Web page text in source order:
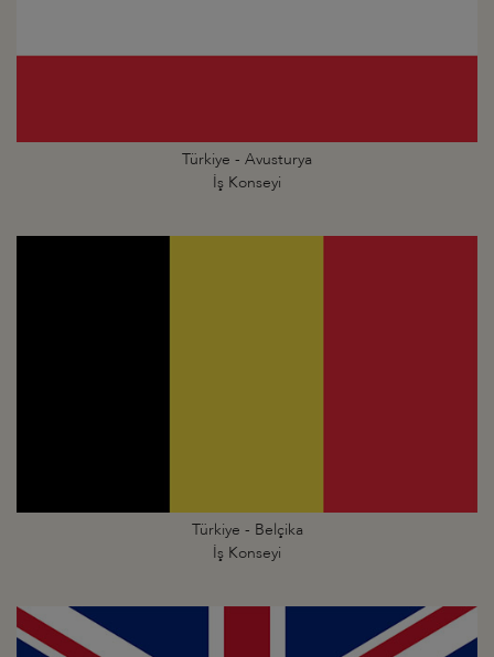
Türkiye - Avusturya
İş Konseyi
Türkiye - Belçika
İş Konseyi